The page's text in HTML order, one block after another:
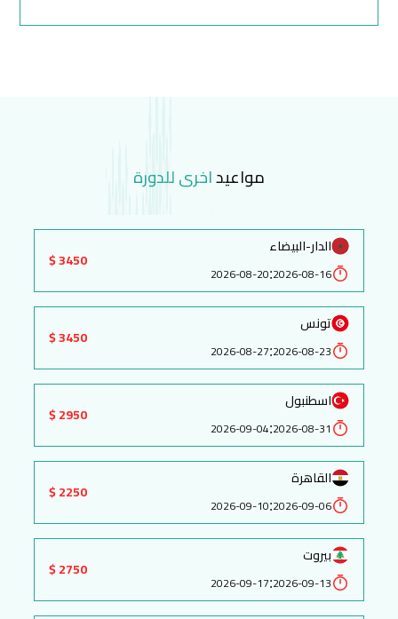
مواعيداخرى للدورة
الدار-البيضاء
2026-08-16
:
2026-08-20
3450 $
تونس
2026-08-23
:
2026-08-27
3450 $
اسطنبول
2026-08-31
:
2026-09-04
2950 $
القاهرة
2026-09-06
:
2026-09-10
2250 $
بيروت
2026-09-13
:
2026-09-17
2750 $